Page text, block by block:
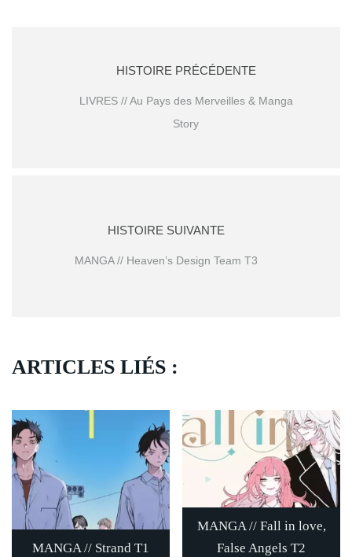
HISTOIRE PRÉCÉDENTE
LIVRES // Au Pays des Merveilles & Manga
Story
HISTOIRE SUIVANTE
MANGA // Heaven’s Design Team T3
ARTICLES LIÉS :
MANGA // Strand T1
MANGA // Fall in love,
False Angels T2